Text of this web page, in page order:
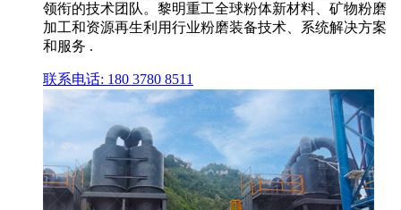
领衔的技术团队。黎明重工全球粉体新材料、矿物粉磨
加工和资源再生利用行业粉磨装备技术、系统解决方案
和服务 .
联系电话: 180 3780 8511